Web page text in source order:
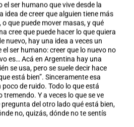
el ser humano que vive desde la
idea de creer que alguien tiene más
que puede mover masas, y qué
cree que puede hacer lo que quiera
nuevo, hay una idea a veces un
ser humano: creer que lo nuevo no
es… Acá en Argentina hay una
se usa, pero se suele decir hace
está bien”. Sinceramente esa
de ruido. Todo lo que está
Y a veces lo que se ve
del otro lado qué está bien,
no, quizás, dónde no te sentís